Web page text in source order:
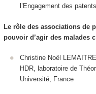
l’Engagement des
Le rôle des associations de
pouvoir d’agir des malades
Christine Noël
HDR, laboratoire de
Université, France